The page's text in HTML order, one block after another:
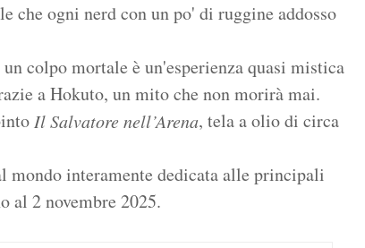
che ogni nerd con un po' di ruggine addosso
colpo mortale è un'esperienza quasi mistica
a Hokuto, un mito che non morirà mai.
Il Salvatore nell’Arena, tela a olio di circa
mondo interamente dedicata alle principali
al 2 novembre 2025.